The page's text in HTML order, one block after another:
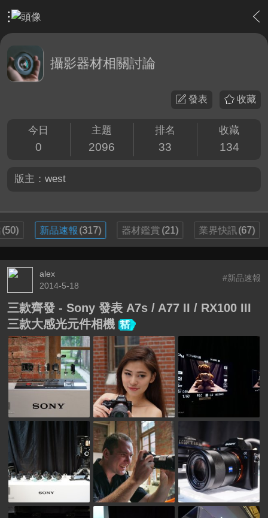
影片創作區 › 攝影器材相關討論
攝影器材相關討論
收藏
發表
今日
0
主題
2096
排名
33
收藏
134
版主： west
(50) 新品速報 (317) 器材鑑賞 (21) 業界快訊(67)
alex
2014-5-18
#新品速報
三款齊發 - Sony 發表 A7s / A77 II / RX100 III
三款大感光元件相機